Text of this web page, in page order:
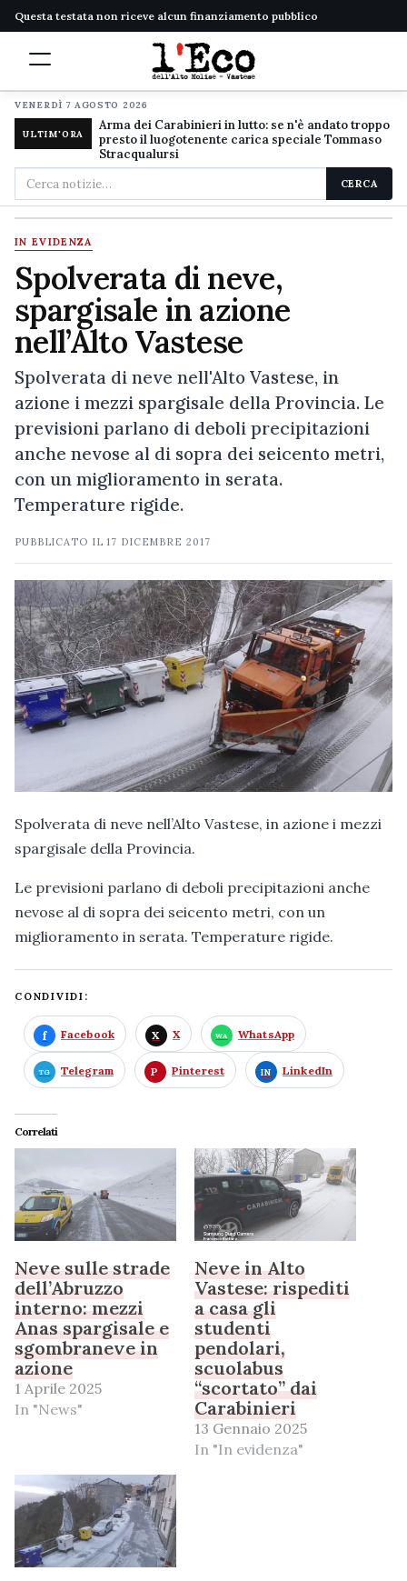
Questa testata non riceve alcun finanziamento pubblico
VENERDÌ 7 AGOSTO 2026
ULTIM'ORA
Arma dei Carabinieri in lutto: se n'è andato troppo
presto il luogotenente carica speciale Tommaso
Stracqualursi
Cerca
nel
sito
CERCA
IN EVIDENZA
Spolverata di neve,
spargisale in azione
nell’Alto Vastese
Spolverata di neve nell'Alto Vastese, in
azione i mezzi spargisale della Provincia. Le
previsioni parlano di deboli precipitazioni
anche nevose al di sopra dei seicento metri,
con un miglioramento in serata.
Temperature rigide.
PUBBLICATO IL17 DICEMBRE 2017
Spolverata di neve nell’Alto Vastese, in azione i mezzi
spargisale della Provincia.
Le previsioni parlano di deboli precipitazioni anche
nevose al di sopra dei seicento metri, con un
miglioramento in serata. Temperature rigide.
CONDIVIDI:
Facebook X WhatsApp
Telegram Pinterest LinkedIn
Correlati
Neve sulle strade
dell’Abruzzo
interno: mezzi
Anas spargisale e
sgombraneve in
azione
1 Aprile 2025
In "News"
Neve in Alto
Vastese: rispediti
a casa gli
studenti
pendolari,
scuolabus
“scortato” dai
Carabinieri
13 Gennaio 2025
In "In evidenza"